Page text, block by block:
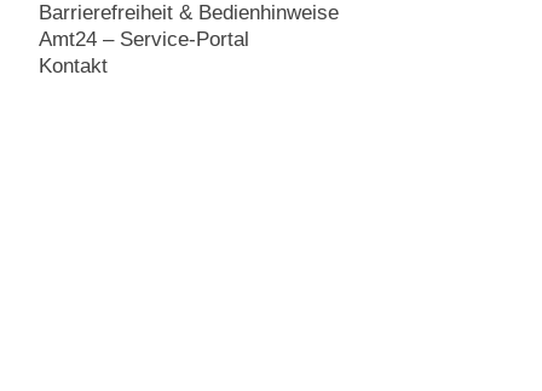
Barrierefreiheit & Bedienhinweise
Amt24 – Service-Portal
Kontakt